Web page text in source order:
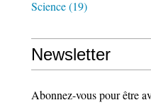
Science(19)
Newsletter
Abonnez-vous pour être